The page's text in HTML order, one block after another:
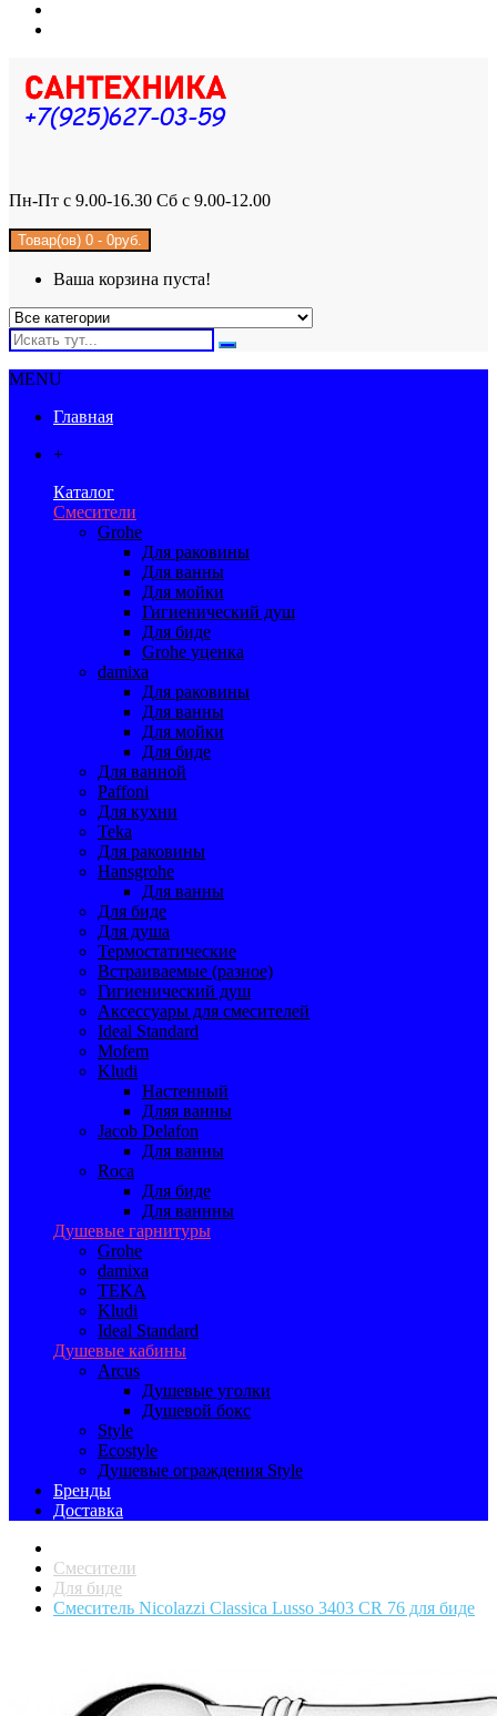
Пн-Пт с 9.00-16.30 Сб с 9.00-12.00
Товар(ов) 0 - 0руб.
Ваша корзина пуста!
MENU
Главная
+
Каталог
Смесители
Grohe
Для раковины
Для ванны
Для мойки
Гигиенический душ
Для биде
Grohe уценка
damixa
Для раковины
Для ванны
Для мойки
Для биде
Для ванной
Paffoni
Для кухни
Teka
Для раковины
Hansgrohe
Для ванны
Для биде
Для душа
Термостатические
Встраиваемые (разное)
Гигиенический душ
Аксессуары для смесителей
Ideal Standard
Mofem
Kludi
Настенный
Дляя ванны
Jacob Delafon
Для ванны
Roca
Для биде
Для ваннны
Душевые гарнитуры
Grohe
damixa
TEKA
Kludi
Ideal Standard
Душевые кабины
Arcus
Душевые уголки
Душевой бокс
Style
Ecostyle
Душевые ограждения Style
Бренды
Доставка
Смесители
Для биде
Смеситель Nicolazzi Classica Lusso 3403 CR 76 для биде